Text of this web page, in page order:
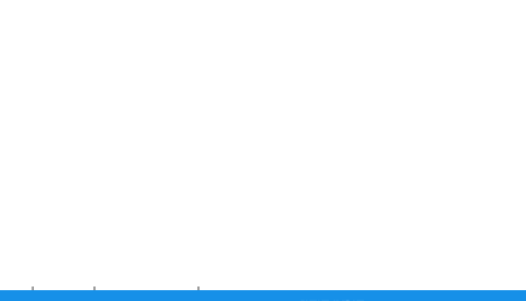
אוניברסיטת תל אביב עושה כל מאמץ לכבד